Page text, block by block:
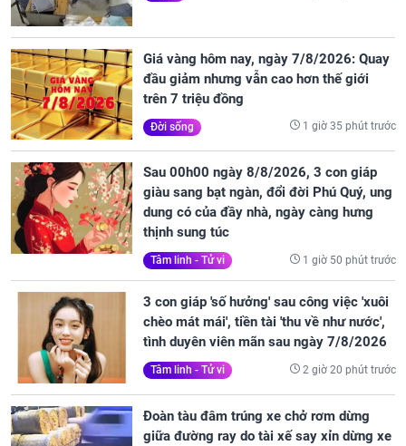
Giá vàng hôm nay, ngày 7/8/2026: Quay
đầu giảm nhưng vẫn cao hơn thế giới
trên 7 triệu đồng
Đời sống 1 giờ 35 phút trước
Sau 00h00 ngày 8/8/2026, 3 con giáp
giàu sang bạt ngàn, đổi đời Phú Quý, ung
dung có của đầy nhà, ngày càng hưng
thịnh sung túc
Tâm linh - Tử vi 1 giờ 50 phút trước
3 con giáp 'số hưởng' sau công việc 'xuôi
chèo mát mái', tiền tài 'thu về như nước',
tình duyên viên mãn sau ngày 7/8/2026
Tâm linh - Tử vi 2 giờ 20 phút trước
Đoàn tàu đâm trúng xe chở rơm dừng
giữa đường ray do tài xế say xỉn dừng xe